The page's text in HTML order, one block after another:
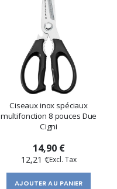
Ciseaux inox spéciaux
multifonction 8 pouces Due
Cigni
14,90 €
12,21 €
AJOUTER AU PANIER